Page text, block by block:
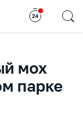
мох
парке